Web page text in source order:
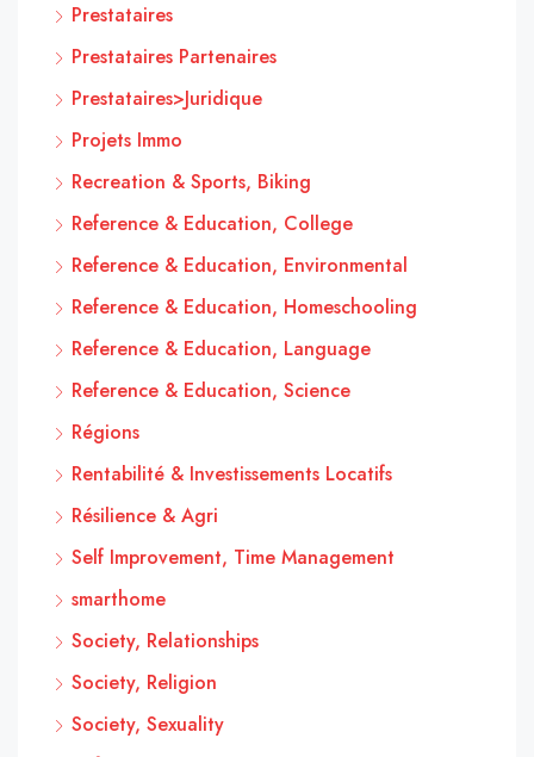
Prestataires
Prestataires Partenaires
Prestataires>Juridique
Projets Immo
Recreation & Sports, Biking
Reference & Education, College
Reference & Education, Environmental
Reference & Education, Homeschooling
Reference & Education, Language
Reference & Education, Science
Régions
Rentabilité & Investissements Locatifs
Résilience & Agri
Self Improvement, Time Management
smarthome
Society, Relationships
Society, Religion
Society, Sexuality